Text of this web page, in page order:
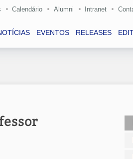
Calendário Alumni Intranet
EVENTOS RELEASES